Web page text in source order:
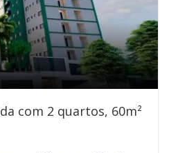
com 2 quartos, 60m²